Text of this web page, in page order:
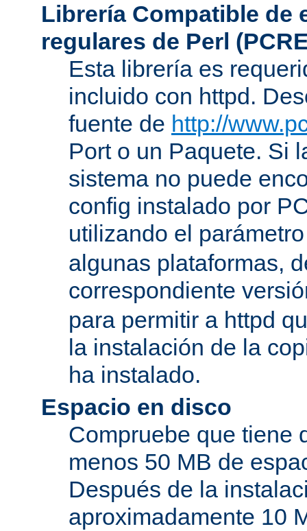
Librería Compatible de
regulares de Perl
Esta librería es
incluido con httpd.
fuente de http://
Port o un Paquete. Si
sistema no puede
config instalado por
utilizando el parámetro
algunas plataformas,
correspondiente
para permitir a httpd
la instalación de la
ha instalado.
Espacio en disco
Compruebe que tiene
menos 50 MB de
Después de la
aproximadamente 10